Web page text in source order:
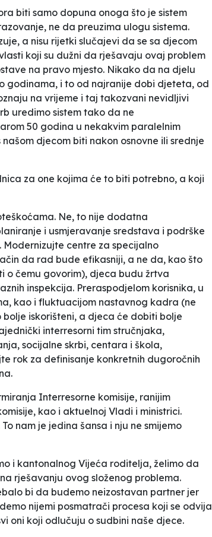
biti samo dopuna onoga što je sistem
ne da preuzima ulogu sistema.
a nisu rijetki slučajevi da se sa djecom
koji su dužni da rješavaju ovaj problem
na pravo mjesto. Nikako da na djelu
godinama, i to od najranije dobi djeteta, od
na vrijeme i taj takozvani nevidljivi
uredimo sistem tako da ne
50 godina u nekakvim paralelnim
djecom biti nakon osnovne ili srednje
za one kojima će to biti potrebno, a koji
Ne, to nije dodatna
i usmjeravanje sredstava i podrške
centre za specijalno
da rad bude efikasniji, a ne da, kao što
o čemu govorim), djeca budu žrtva
inspekcija. Preraspodjelom korisnika, u
kao i fluktuacijom nastavnog kadra (ne
iskorišteni, a djeca će dobiti bolje
interresorni tim stručnjaka,
socijalne skrbi, centara i škola,
rok za definisanje konkretnih dugoročnih
Interresorne komisije, ranijim
kao i aktuelnoj Vladi i ministrici.
nam je jedina šansa i nju ne smijemo
i kantonalnog Vijeća roditelja, želimo da
rješavanju ovog složenog problema.
bi da budemo neizostavan partner jer
nijemi posmatrači procesa koji se odvija
oni koji odlučuju o sudbini naše djece.